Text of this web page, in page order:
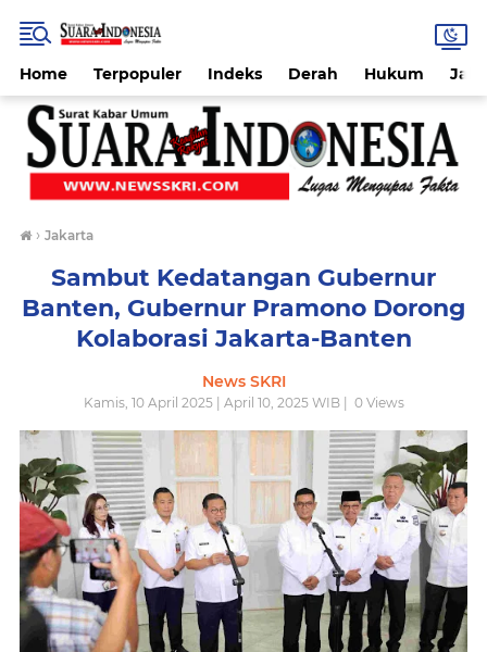
Home Terpopuler Indeks Derah Hukum
› Jakarta
Sambut Kedatangan Gubernur
Banten, Gubernur Pramono Dorong
Kolaborasi Jakarta-Banten
News SKRI
Kamis, 10 April 2025 | April 10, 2025 WIB | 0Views